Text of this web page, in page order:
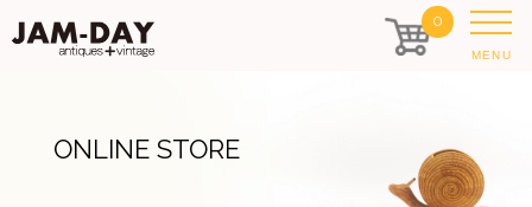
0
MENU
ONLINE STORE